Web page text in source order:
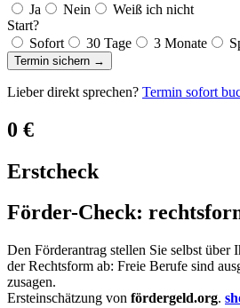
Ja
Nein
Weiß ich nicht
Start?
Sofort
30 Tage 3 Monate
Termin sichern →
Lieber direkt sprechen? Termin sofort
0 €
Erstcheck
Förder-Check:
Den Förderantrag stellen Sie selbst
der Rechtsform ab: Freie Berufe sind
zusagen.
Ersteinschätzung von fördergeld.org.